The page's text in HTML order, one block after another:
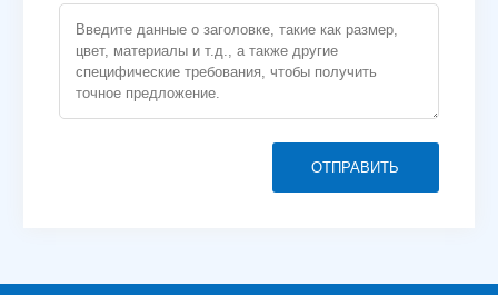
ОТПРАВИТЬ